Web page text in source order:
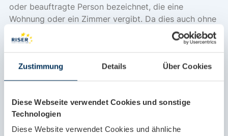
Zustimmung Details Über Cookies
Diese Webseite verwendet Cookies und sonstige
Technologien
Diese Website verwendet Cookies und ähnliche
oder beauftragte Person bezeichnet, die eine
Wohnung oder ein Zimmer vergibt. Da dies auch ohne
eine festgelegte Mietzahlung erfolgen kann, wird
mittlerweile im Bundesmeldegesetz auf das Wort
möglichst viele Arten der Wohnungsvergabe, etwa
durch Eigentümer, Hausverwaltungen oder
Weiterlesen »